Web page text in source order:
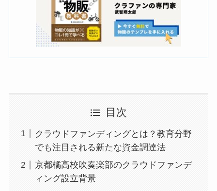
目次
クラウドファンディングとは？教育分野
でも注目される新たな資金調達法
京都橘高校吹奏楽部のクラウドファンデ
ィング設立背景